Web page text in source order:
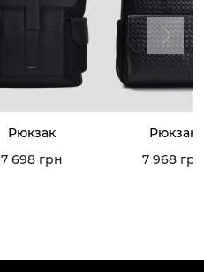
Рюкзак
7 698 грн
Рюкзак
7 968 грн